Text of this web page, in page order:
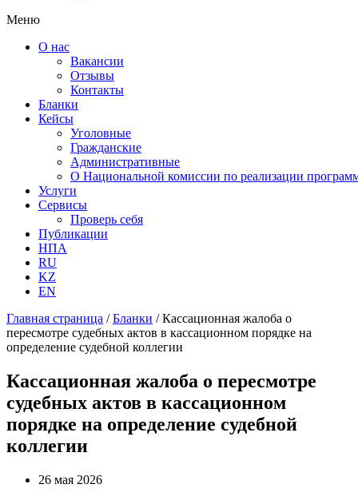
Меню
О нас
Вакансии
Отзывы
Контакты
Бланки
Кейсы
Уголовные
Гражданские
Административные
О Национальной комиссии по реализации
Услуги
Сервисы
Проверь себя
Публикации
НПА
RU
KZ
EN
Главная страница /Бланки /Кассационная жалоба о
пересмотре судебных актов в кассационном порядке на
определение судебной коллегии
Кассационная жалоба о пересмотре
судебных актов в кассационном
порядке на определение судебной
коллегии
26 мая 2026